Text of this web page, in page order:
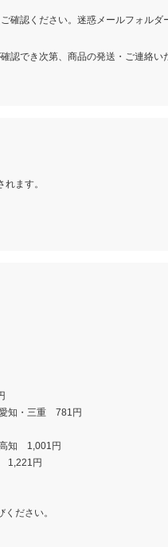
確認ください。迷惑メールフォル
認でき次第、商品の発送・ご連絡い
ます。
知・三重 781円
高知 1,001円
1,221円
ださい。